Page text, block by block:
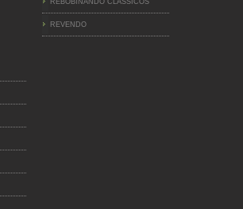
REBOBINANDO CLÁSSICOS
REVENDO